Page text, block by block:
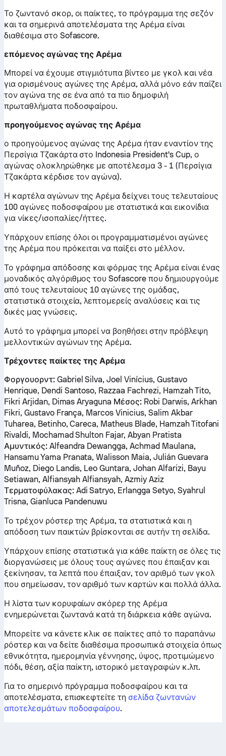
Το ζωντανό σκορ, οι παίκτες, το πρόγραμμα της σεζόν
και τα σημερινά αποτελέσματα της Αρέμα είναι
διαθέσιμα στο Sofascore.
επόμενος αγώνας της Αρέμα
Μπορεί να έχουμε στιγμιότυπα βίντεο με γκολ και νέα
για ορισμένους αγώνες της Αρέμα, αλλά μόνο εάν παίζει
τον αγώνα της σε ένα από τα πιο δημοφιλή
πρωταθλήματα ποδοσφαίρου.
προηγούμενος αγώνας της Αρέμα
ο προηγούμενος αγώνας της Αρέμα ήταν εναντίον της
Περσίγια Τζακάρτα στο Indonesia President's Cup, ο
αγώνας ολοκληρώθηκε με αποτέλεσμα 3 - 1 (Περσίγια
Τζακάρτα κέρδισε τον αγώνα).
Η καρτέλα αγώνων της Αρέμα δείχνει τους τελευταίους
100 αγώνες ποδοσφαίρου με στατιστικά και εικονίδια
για νίκες/ισοπαλίες/ήττες.
Υπάρχουν επίσης όλοι οι προγραμματισμένοι αγώνες
της Αρέμα που πρόκειται να παίξει στο μέλλον.
Το γράφημα απόδοσης και φόρμας της Αρέμα είναι ένας
μοναδικός αλγόριθμος του Sofascore που δημιουργούμε
από τους τελευταίους 10 αγώνες της ομάδας,
στατιστικά στοιχεία, λεπτομερείς αναλύσεις και τις
δικές μας γνώσεις.
Αυτό το γράφημα μπορεί να βοηθήσει στην πρόβλεψη
μελλοντικών αγώνων της Αρέμα.
Τρέχοντες παίκτες της Αρέμα
Φοργουορντ:Gabriel Silva, Joel Vinícius, Gustavo
Henrique, Dendi Santoso, Razzaa Fachrezi, Hamzah Tito,
Fikri Arjidan, Dimas Aryaguna Μέσος: Robi Darwis, Arkhan
Fikri, Gustavo França, Marcos Vinicius, Salim Akbar
Tuharea, Betinho, Careca, Matheus Blade, Hamzah Titofani
Rivaldi, Mochamad Shulton Fajar, Abyan Pratista
Αμυντικός:Alfeandra Dewangga, Achmad Maulana,
Hansamu Yama Pranata, Walisson Maia, Julián Guevara
Muñoz, Diego Landis, Leo Guntara, Johan Alfarizi, Bayu
Setiawan, Alfiansyah Alfiansyah, Azmiy Aziz
Τερματοφύλακας:Adi Satryo, Erlangga Setyo, Syahrul
Trisna, Gianluca Pandenuwu
Το τρέχον ρόστερ της Αρέμα, τα στατιστικά και η
απόδοση των παικτών βρίσκονται σε αυτήν τη σελίδα.
Υπάρχουν επίσης στατιστικά για κάθε παίκτη σε όλες τις
διοργανώσεις με όλους τους αγώνες που έπαιξαν και
ξεκίνησαν, τα λεπτά που έπαιξαν, τον αριθμό των γκολ
που σημείωσαν, τον αριθμό των καρτών και πολλά άλλα.
Η λίστα των κορυφαίων σκόρερ της Αρέμα
ενημερώνεται ζωντανά κατά τη διάρκεια κάθε αγώνα.
Μπορείτε να κάνετε κλικ σε παίκτες από το παραπάνω
ρόστερ και να δείτε διαθέσιμα προσωπικά στοιχεία όπως
εθνικότητα, ημερομηνία γέννησης, ύψος, προτιμώμενο
πόδι, θέση, αξία παίκτη, ιστορικό μεταγραφών κ.λπ.
Για το σημερινό πρόγραμμα ποδοσφαίρου και τα
αποτελέσματα, επισκεφτείτε τη σελίδα ζωντανών
αποτελεσμάτων ποδοσφαίρου.